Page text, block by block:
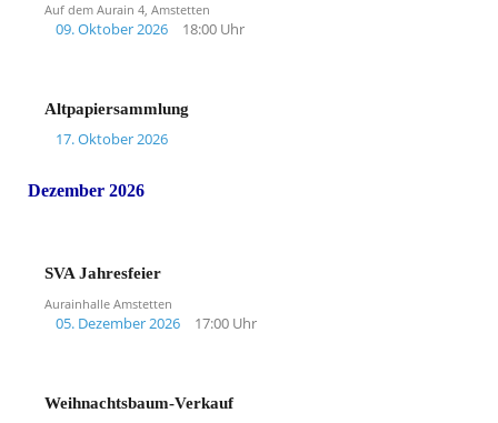
Auf dem Aurain 4, Amstetten
09. Oktober 2026 18:00 Uhr
Altpapiersammlung
17. Oktober 2026
Dezember 2026
SVA Jahresfeier
Aurainhalle Amstetten
05. Dezember 2026 17:00 Uhr
Weihnachtsbaum-Verkauf